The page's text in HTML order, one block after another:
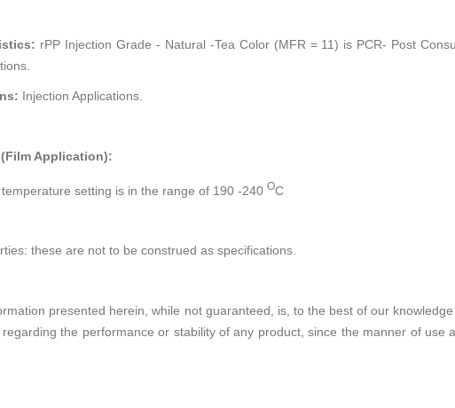
rPP Injection Grade - Natural -Tea Color (MFR = 11) is PCR- Post
Injection Applications.
Application):
setting is in the range of 190 -240 OC
these are not to be construed as specifications.
presented herein, while not guaranteed, is, to the best of our
the performance or stability of any product, since the manner of